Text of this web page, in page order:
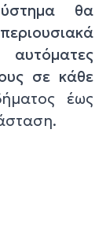
θα
σε κάθε
έως